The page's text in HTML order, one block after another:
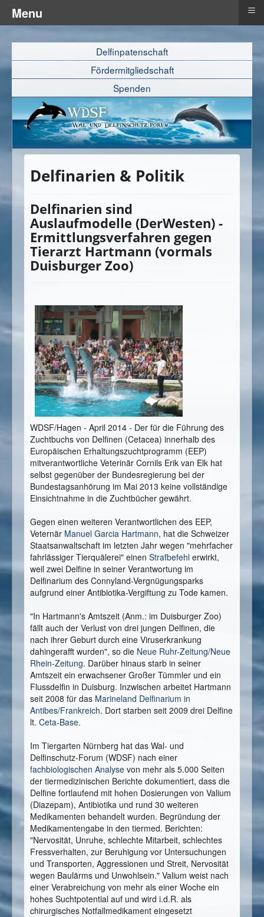
Delfinpatenschaft
Fördermitgliedschaft
Spenden
Delfinarien & Politik
Delfinarien sind
Auslaufmodelle (DerWesten) -
Ermittlungsverfahren gegen
Tierarzt Hartmann (vormals
Duisburger Zoo)
WDSF/Hagen - April 2014 - Der für die Führung des
Zuchtbuchs von Delfinen (Cetacea) innerhalb des
Europäischen Erhaltungszuchtprogramm (EEP)
mitverantwortliche Veterinär Cornils Erik van Elk hat
selbst gegenüber der Bundesregierung bei der
Bundestagsanhörung im Mai 2013 keine vollständige
Einsichtnahme in die Zuchtbücher gewährt.
Gegen einen weiteren Verantwortlichen des EEP,
Veternär Manuel Garcia Hartmann, hat die Schweizer
Staatsanwaltschaft im letzten Jahr wegen "mehrfacher
fahrlässiger Tierquälerei" einen Strafbefehl erwirkt,
weil zwei Delfine in seiner Verantwortung im
Delfinarium des Connyland-Vergnügungsparks
aufgrund einer Antibiotika-Vergiftung zu Tode kamen.
"In Hartmann's Amtszeit (Anm.: im Duisburger Zoo)
fällt auch der Verlust von drei jungen Delfinen, die
nach ihrer Geburt durch eine Viruserkrankung
dahingerafft wurden", so die Neue Ruhr-Zeitung/Neue
Rhein-Zeitung. Darüber hinaus starb in seiner
Amtszeit ein erwachsener Großer Tümmler und ein
Flussdelfin in Duisburg. Inzwischen arbeitet Hartmann
seit 2008 für das Marineland Delfinarium in
Antibes/Frankreich. Dort starben seit 2009 drei Delfine
lt. Ceta-Base.
Im Tiergarten Nürnberg hat das Wal- und
Delfinschutz-Forum (WDSF) nach einer
fachbiologischen Analyse von mehr als 5.000 Seiten
der tiermedizinischen Berichte dokumentiert, dass die
Delfine fortlaufend mit hohen Dosierungen von Valium
(Diazepam), Antibiotika und rund 30 weiteren
Medikamenten behandelt wurden. Begründung der
Medikamentengabe in den tiermed. Berichten:
"Nervosität, Unruhe, schlechte Mitarbeit, schlechtes
Fressverhalten, zur Beruhigung vor Untersuchungen
und Transporten, Aggressionen und Streit, Nervosität
wegen Baulärms und Unwohlsein." Valium weist nach
einer Verabreichung von mehr als einer Woche ein
hohes Suchtpotential auf und wird i.d.R. als
chirurgisches Notfallmedikament eingesetzt
Menu ≡